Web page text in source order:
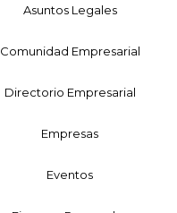
Asuntos Legales
Comunidad Empresarial
Directorio Empresarial
Empresas
Eventos